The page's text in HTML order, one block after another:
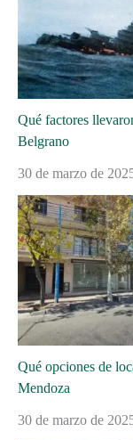
Qué factores
Belgrano
30 de marzo de
Qué opciones de
Mendoza
30 de marzo de